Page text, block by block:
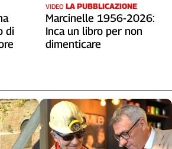
di
VIDEO LA PUBBLICAZIONE
Marcinelle 1956-2026:
Inca un libro per non
dimenticare